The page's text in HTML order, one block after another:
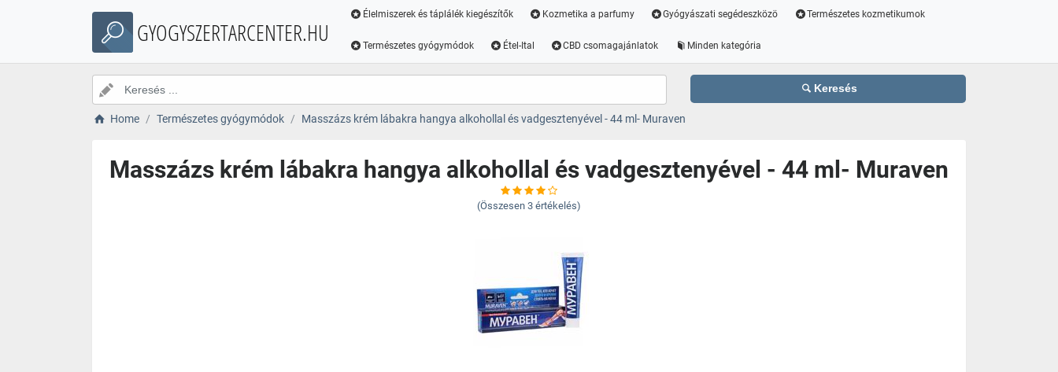
GYOGYSZERTARCENTER.HU
Élelmiszerek és táplálék kiegészítők Kozmetika a parfumy Gyógyászati segédeszközö Természetes kozmetikumok
Természetes gyógymódok Étel-Ital CBD csomagajánlatok Minden kategória
Keresés
Home Természetes gyógymódok Masszázs krém lábakra hangya alkohollal és vadgesztenyével - 44 ml- Muraven
Masszázs krém lábakra hangya alkohollal és vadgesztenyével - 44 ml- Muraven
(Összesen 3 értékelés)